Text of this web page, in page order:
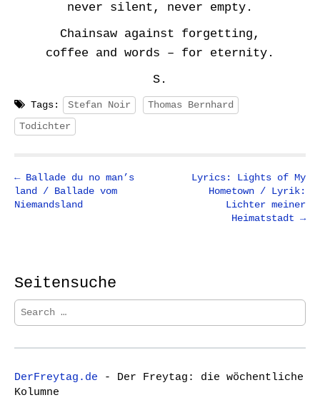
never silent, never empty.
Chainsaw against forgetting,
coffee and words – for eternity.
S.
Tags: Stefan Noir
Thomas Bernhard
Todichter
P
o
v
i
g
a
i
← Ballade du no man’s
land / Ballade vom
Niemandsland
Lyrics: Lights of My
Hometown / Lyrik:
Lichter meiner
Heimatstadt →
Seitensuche
S
e
r
h
f
DerFreytag.de - Der Freytag: die wöchentliche
Kolumne